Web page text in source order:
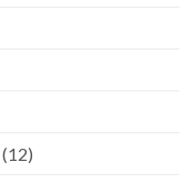
(12)